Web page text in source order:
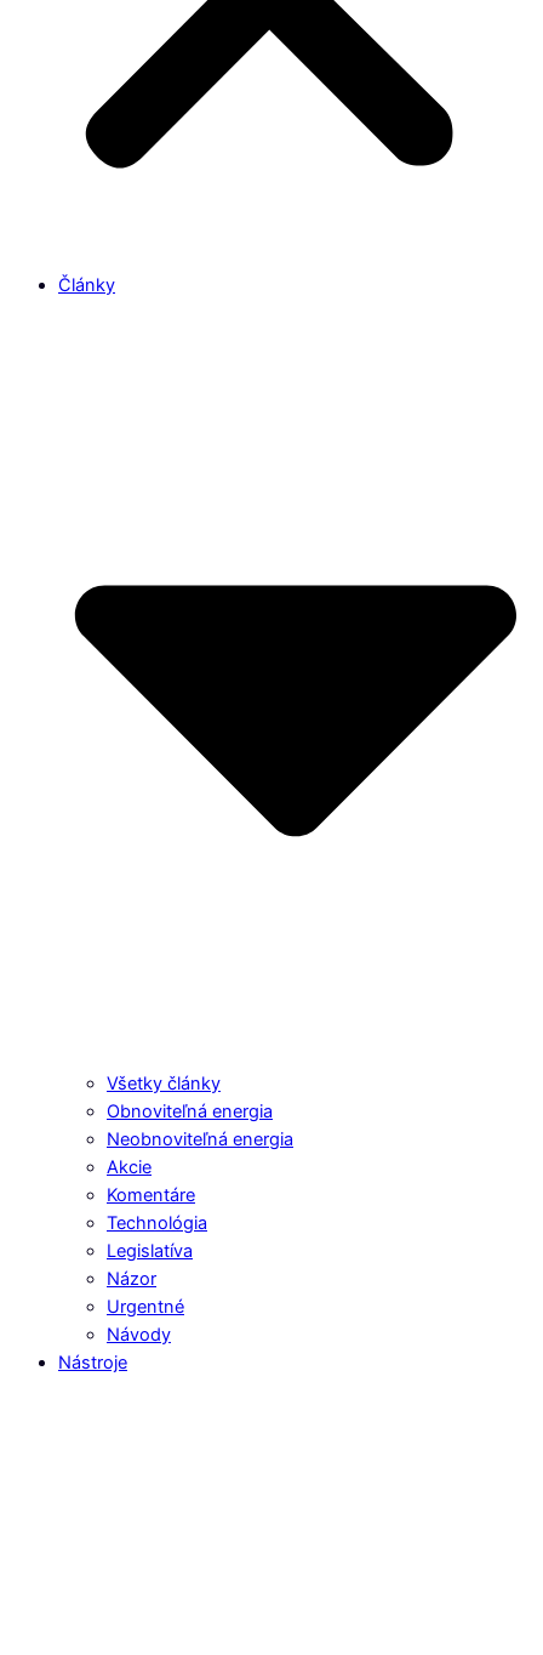
Články
Všetky články
Obnoviteľná energia
Neobnoviteľná energia
Akcie
Komentáre
Technológia
Legislatíva
Názor
Urgentné
Návody
Nástroje